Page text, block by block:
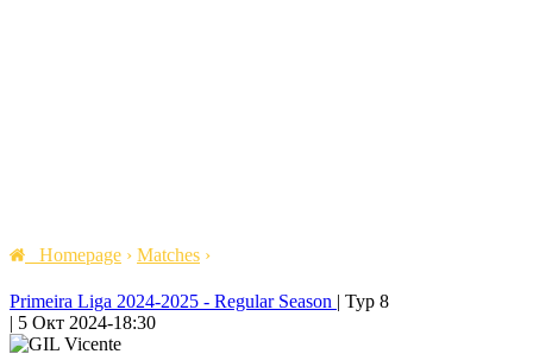
Homepage › Matches ›
Primeira Liga 2024-2025 - Regular Season | Тур 8
| 5 Окт 2024-18:30